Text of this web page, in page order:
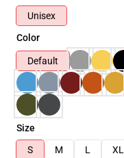
Unisex
Color
Default
Size
S
M L XL